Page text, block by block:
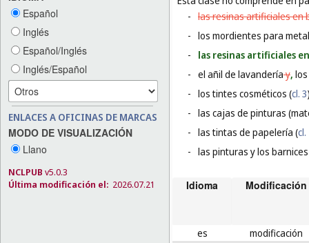
Español
Inglés
Español/Inglés
Inglés/Español
ENLACES A OFICINAS DE MARCAS
MODO DE VISUALIZACIÓN
Llano
NCLPUB v5.0.3
Última modificación el: 2026.07.21
- las resinas artificiales en
- los mordientes para
-
las resinas artificiales
- el añil de lavanderíay,
- los tintes cosméticos (cl. 3
- las cajas de pinturas
- las tintas de papelería (
- las pinturas y los
Idioma Modificación
es
modificación